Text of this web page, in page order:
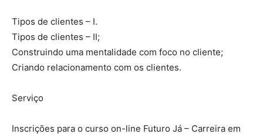
Tipos de clientes – I.
Tipos de clientes – II;
Construindo uma mentalidade com foco no cliente;
Criando relacionamento com os clientes.
Serviço
Inscrições para o curso on-line Futuro Já – Carreira em